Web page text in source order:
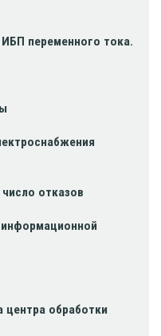
переменного тока.
отказов
центра обработки